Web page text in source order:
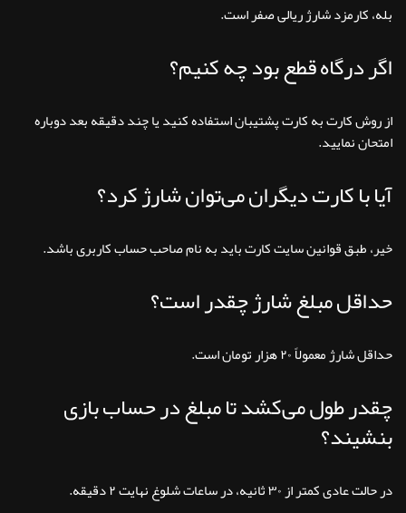
بله، کارمزد شارژ ریالی صفر است.
اگر درگاه قطع بود چه کنیم؟
از روش کارت به کارت پشتیبان استفاده کنید یا چند دقیقه بعد دوباره
امتحان نمایید.
آیا با کارت دیگران می‌توان شارژ کرد؟
خیر، طبق قوانین سایت کارت باید به نام صاحب حساب کاربری باشد.
حداقل مبلغ شارژ چقدر است؟
حداقل شارژ معمولاً ۲۰ هزار تومان است.
چقدر طول می‌کشد تا مبلغ در حساب بازی
بنشیند؟
در حالت عادی کمتر از ۳۰ ثانیه، در ساعات شلوغ نهایت ۲ دقیقه.